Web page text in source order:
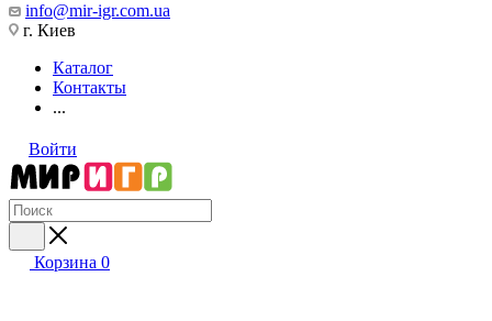
info@mir-igr.com.ua
г. Киев
Каталог
Контакты
...
Войти
Корзина 0